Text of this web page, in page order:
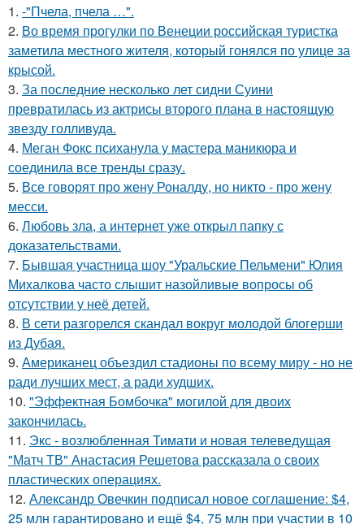
1. -"Пчела, пчела …".
2. Во время прогулки по Венеции российская туристка
заметила местного жителя, который гонялся по улице за
крысой.
3. За последние несколько лет сидни Суини
превратилась из актрисы второго плана в настоящую
звезду голливуда.
4. Меган Фокс психанула у мастера маникюра и
соединила все тренды сразу.
5. Все говорят про жену Роналду, но никто - про жену
месси.
6. Любовь зла, а интернет уже открыл папку с
доказательствами.
7. Бывшая участница шоу "Уральские Пельмени" Юлия
Михалкова часто слышит назойливые вопросы об
отсутствии у неё детей.
8. В сети разгорелся скандал вокруг молодой блогерши
из Дубая.
9. Американец объездил стадионы по всему миру - но не
ради лучших мест, а ради худших.
10. "Эффектная Бомбочка" могилой для двоих
закончилась.
11. Экс - возлюбленная Тимати и новая телеведущая
"Матч ТВ" Анастасия Решетова рассказала о своих
пластических операциях.
12. Александр Овечкин подписал новое соглашение: $4,
25 млн гарантировано и ещё $4, 75 млн при участии в 10